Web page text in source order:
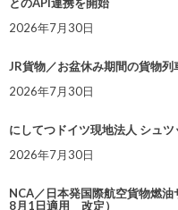
2026年7月30日
JR貨物／お盆休み期間の貨物
2026年7月30日
にしてつドイツ現地法人 シュ
2026年7月30日
NCA／日本発国際航空貨物燃
8月1日適用 改定）